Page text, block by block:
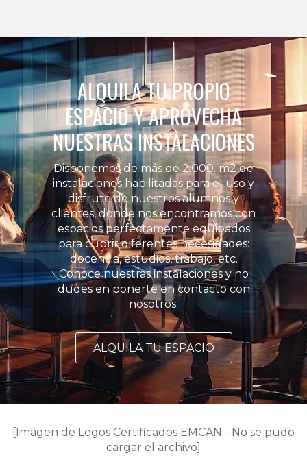
ALQUILA TU PROPIO
ESPACIO Y APROVECHA
NUESTRAS INSTALACIONES
Disponemos de más de 2.000. m2 de
instalaciones habilitadas para el uso y
disfrute de nuestros alumnos y
clientes, donde nos encontramos con
espacios perfectamente equipados
para cubrir diferentes necesidades:
docencia, estudios, trabajo, etc.
Conoce nuestras instalaciones y no
dudes en ponerte en contacto con
nosotros.
ALQUILA TU ESPACIO
[Imagen de Logos Certificados EMCAN - No se pudo
cargar el archivo]